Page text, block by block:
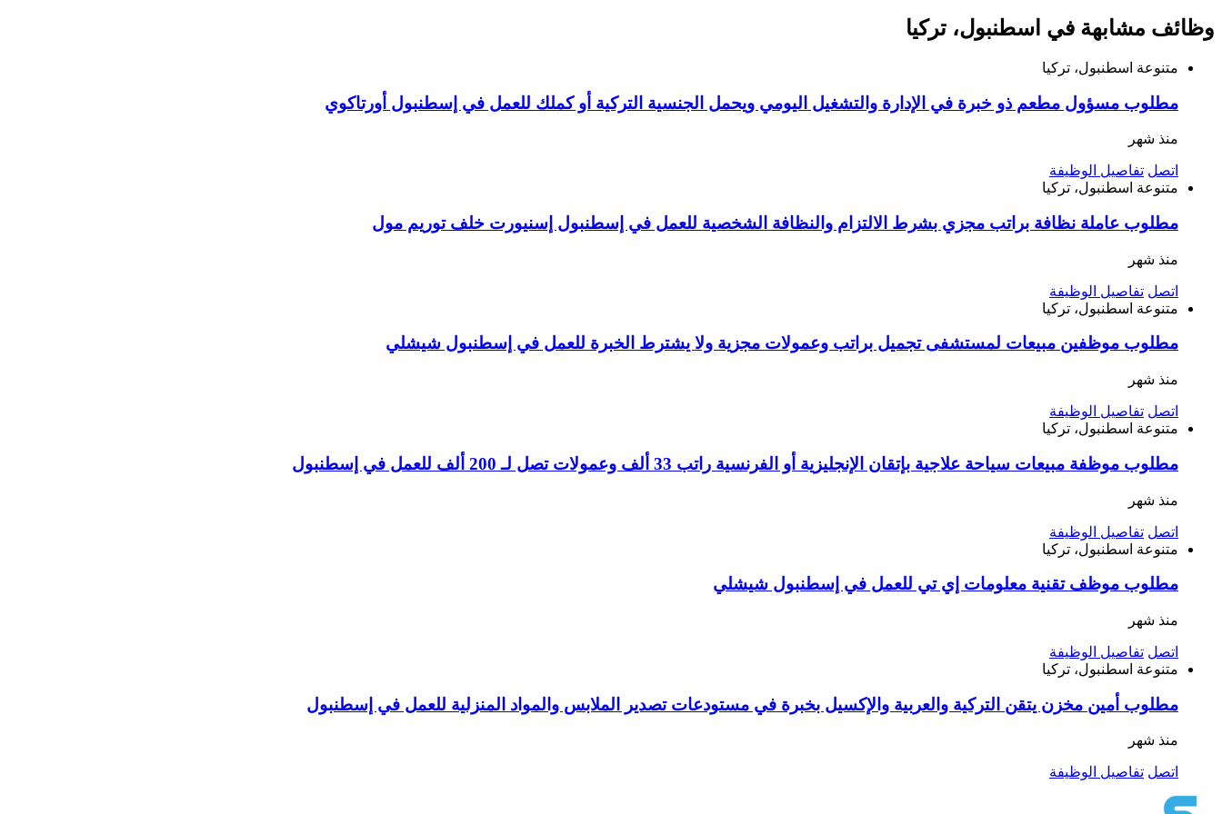
وظائف مشابهة في اسطنبول، تركيا
متنوعة اسطنبول، تركيا
مطلوب مسؤول مطعم ذو خبرة في الإدارة والتشغيل اليومي ويحمل الجنسية التركية أو كملك للعمل في إسطنبول أورتاكوي
منذ شهر
اتصل تفاصيل الوظيفة
متنوعة اسطنبول، تركيا
مطلوب عاملة نظافة براتب مجزي بشرط الالتزام والنظافة الشخصية للعمل في إسطنبول إسنيورت خلف توريم مول
منذ شهر
اتصل تفاصيل الوظيفة
متنوعة اسطنبول، تركيا
مطلوب موظفين مبيعات لمستشفى تجميل براتب وعمولات مجزية ولا يشترط الخبرة للعمل في إسطنبول شيشلي
منذ شهر
اتصل تفاصيل الوظيفة
متنوعة اسطنبول، تركيا
مطلوب موظفة مبيعات سياحة علاجية بإتقان الإنجليزية أو الفرنسية راتب 33 ألف وعمولات تصل لـ 200 ألف للعمل في إسطنبول
منذ شهر
اتصل تفاصيل الوظيفة
متنوعة اسطنبول، تركيا
مطلوب موظف تقنية معلومات إي تي للعمل في إسطنبول شيشلي
منذ شهر
اتصل تفاصيل الوظيفة
متنوعة اسطنبول، تركيا
مطلوب أمين مخزن يتقن التركية والعربية والإكسيل بخبرة في مستودعات تصدير الملابس والمواد المنزلية للعمل في إسطنبول
منذ شهر
اتصل تفاصيل الوظيفة